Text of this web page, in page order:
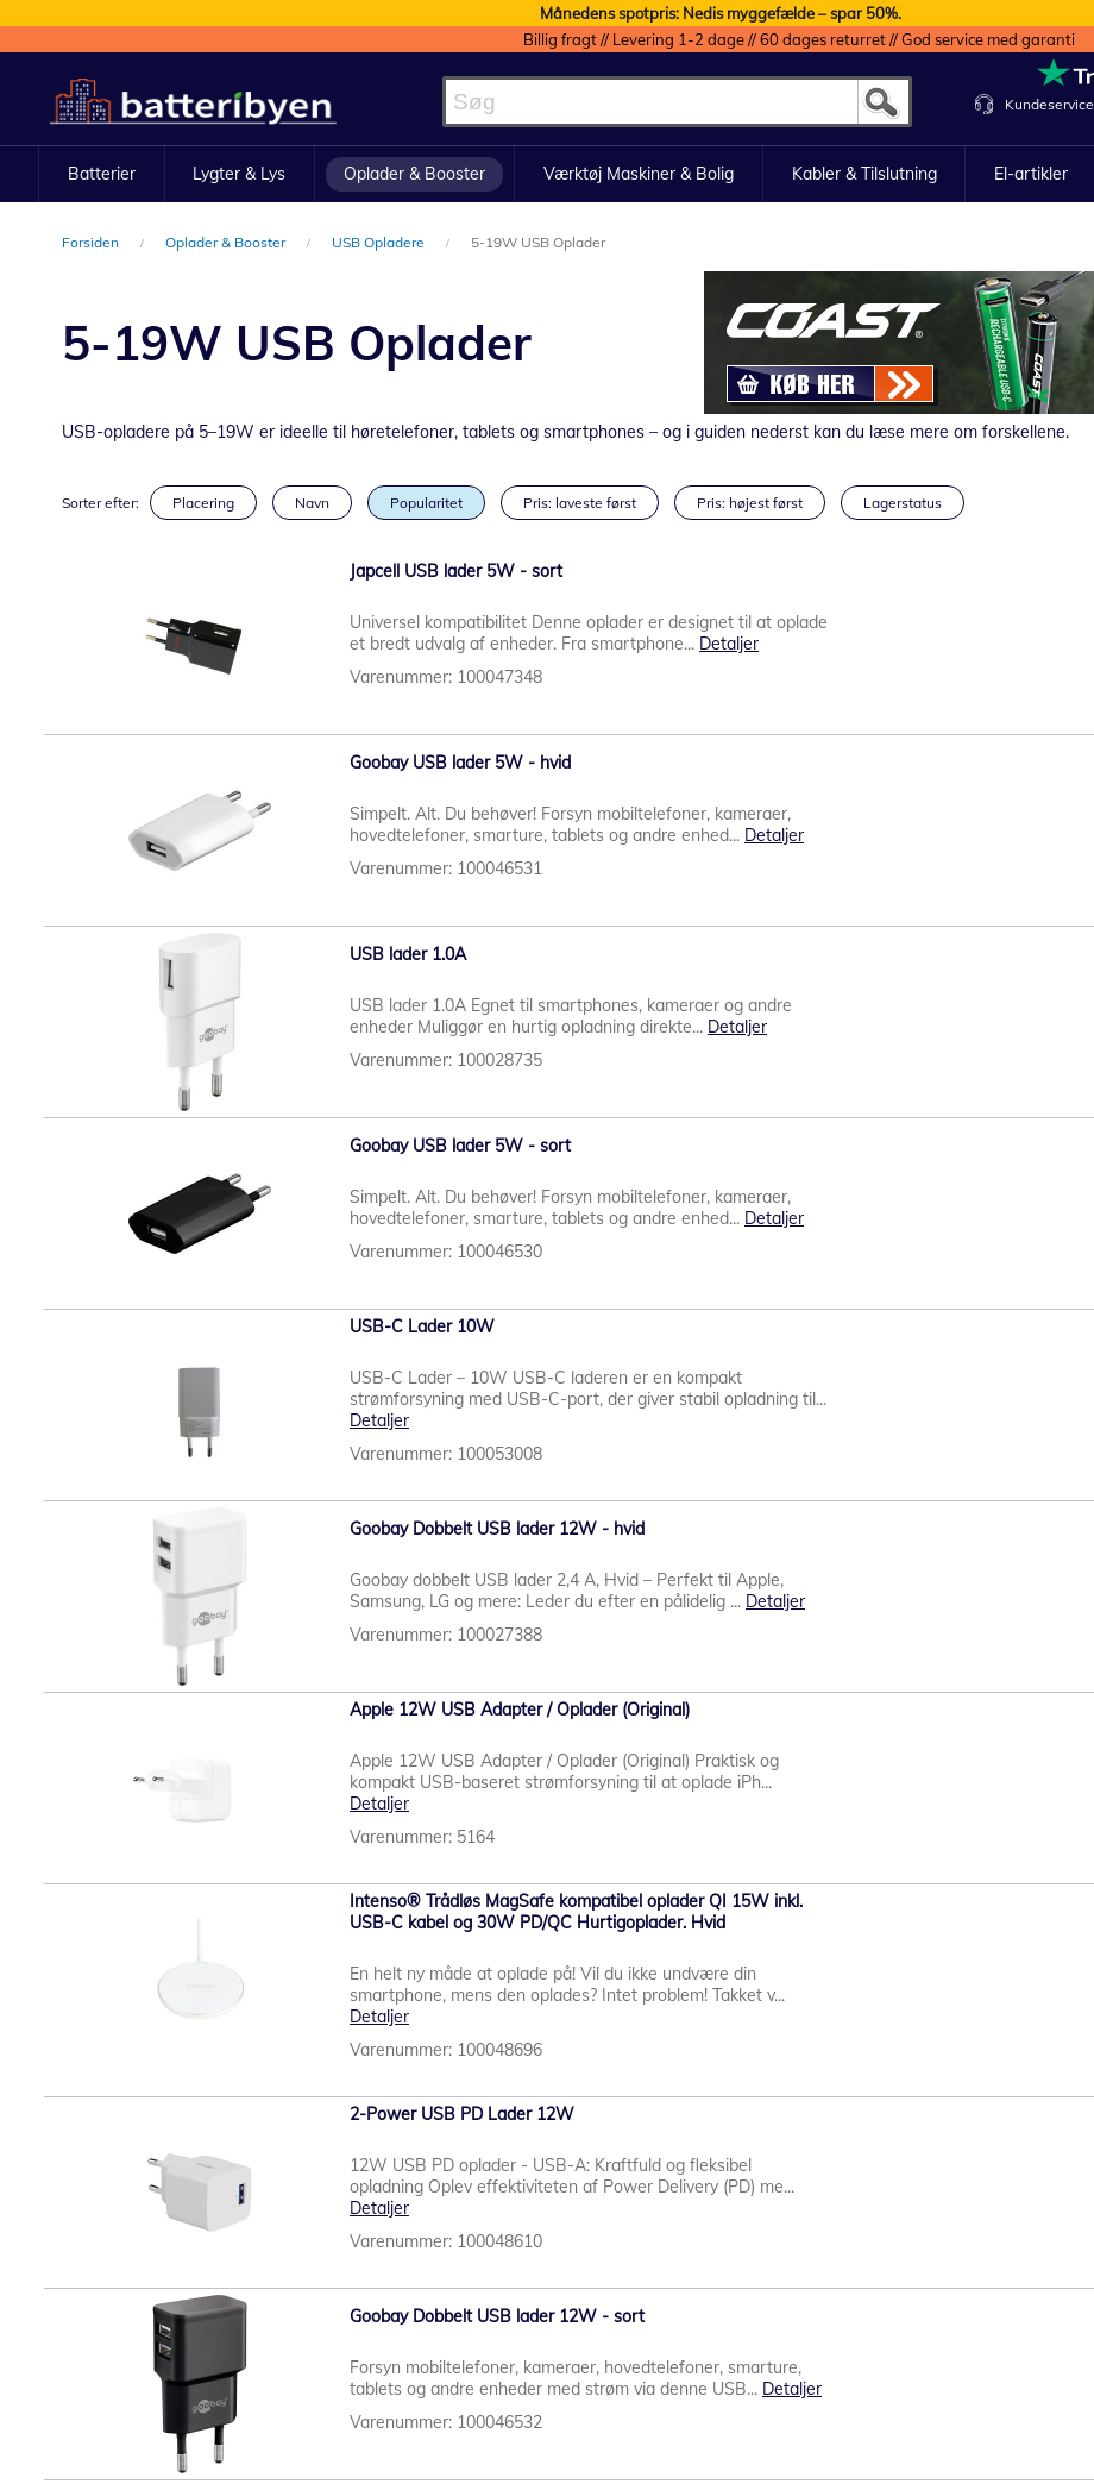
Månedens spotpris: Nedis myggefælde – spar 50%.
Billig fragt // Levering 1-2 dage // 60 dages returret // God service med garanti
to
Content
Kundeservice
Batterier Lygter & Lys Oplader & Booster Værktøj Maskiner & Bolig Kabler & Tilslutning El-artikler
Forsiden Oplader & Booster USB Opladere 5-19W USB Oplader
5-19W USB Oplader
USB-opladere på 5–19W er ideelle til høretelefoner, tablets og smartphones – og i guiden nederst kan du læse mere om forskellene.
Sorter efter: Placering Navn Popularitet Pris: laveste først Pris: højest først Lagerstatus
Japcell USB lader 5W - sort
Universel kompatibilitet Denne oplader er designet til at oplade
et bredt udvalg af enheder. Fra smartphone... Detaljer
Varenummer: 100047348
Goobay USB lader 5W - hvid
Simpelt. Alt. Du behøver! Forsyn mobiltelefoner, kameraer,
hovedtelefoner, smarture, tablets og andre enhed... Detaljer
Varenummer: 100046531
USB lader 1.0A
USB lader 1.0A Egnet til smartphones, kameraer og andre
enheder Muliggør en hurtig opladning direkte... Detaljer
Varenummer: 100028735
Goobay USB lader 5W - sort
Simpelt. Alt. Du behøver! Forsyn mobiltelefoner, kameraer,
hovedtelefoner, smarture, tablets og andre enhed... Detaljer
Varenummer: 100046530
USB-C Lader 10W
USB-C Lader – 10W USB-C laderen er en kompakt
strømforsyning med USB-C-port, der giver stabil opladning til...
Detaljer
Varenummer: 100053008
Goobay Dobbelt USB lader 12W - hvid
Goobay dobbelt USB lader 2,4 A, Hvid – Perfekt til Apple,
Samsung, LG og mere: Leder du efter en pålidelig ... Detaljer
Varenummer: 100027388
Apple 12W USB Adapter / Oplader (Original)
Apple 12W USB Adapter / Oplader (Original) Praktisk og
kompakt USB-baseret strømforsyning til at oplade iPh...
Detaljer
Varenummer: 5164
Intenso® Trådløs MagSafe kompatibel oplader QI 15W inkl.
USB-C kabel og 30W PD/QC Hurtigoplader. Hvid
En helt ny måde at oplade på! Vil du ikke undvære din
smartphone, mens den oplades? Intet problem! Takket v...
Detaljer
Varenummer: 100048696
2-Power USB PD Lader 12W
12W USB PD oplader - USB-A: Kraftfuld og fleksibel
opladning Oplev effektiviteten af Power Delivery (PD) me...
Detaljer
Varenummer: 100048610
Goobay Dobbelt USB lader 12W - sort
Forsyn mobiltelefoner, kameraer, hovedtelefoner, smarture,
tablets og andre enheder med strøm via denne USB... Detaljer
Varenummer: 100046532